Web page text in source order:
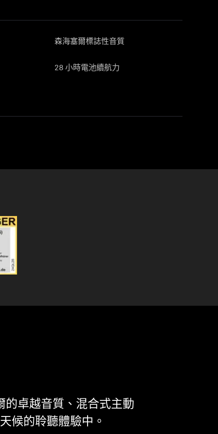
森海塞爾標誌性音質
28 小時電池續航力
的卓越音質、混合式主動
候的聆聽體驗中。